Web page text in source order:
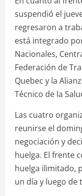
suspendió el
regresaron a
está integrado
Nacionales,
Federación de
Quebec y la
Técnico de la
Las cuatro
reunirse el
negociación y
huelga. El frente
huelga ilimitado,
un día y luego de